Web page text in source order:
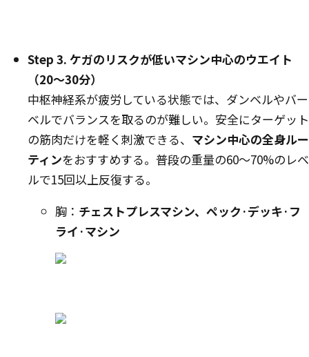
Step 3. ケガのリスクが低いマシン中心のウエイト
（20〜30分）
中枢神経系が疲労している状態では、ダンベルやバー
ベルでバランスを取るのが難しい。安全にターゲット
の筋肉だけを軽く刺激できる、 マシン中心の全身ルー
ティンをおすすめする。普段の重量の60〜70%のレベ
ルで15回以上反復する。
胸： チェストプレスマシン、 ペック·デッキ·フ
ライ·マシン